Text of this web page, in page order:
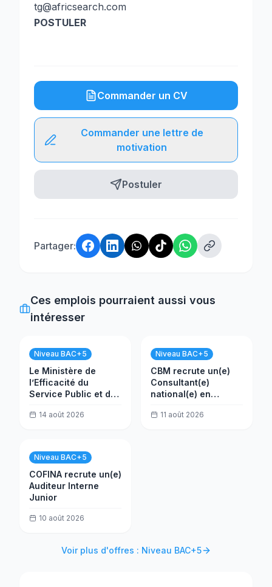
tg@africsearch.com
POSTULER
Commander un CV
Commander une lettre de
motivation
Postuler
Partager:
Ces emplois pourraient aussi vous
intéresser
Niveau BAC+5
Le Ministère de
l’Efficacité du
Service Public et de
(MESPTN) recrute
14 août 2026
Niveau BAC+5
CBM recrute un(e)
Consultant(e)
national(e) en
11 août 2026
Niveau BAC+5
COFINA recrute un(e)
Auditeur Interne
Junior
10 août 2026
Voir plus d'offres : Niveau BAC+5